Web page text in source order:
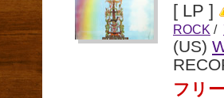
[ LP ]
ROCK /
(US)
フリ